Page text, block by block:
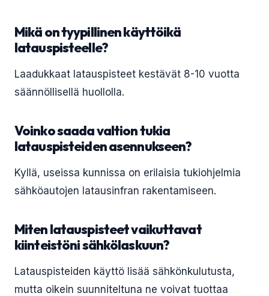
Mikä on tyypillinen käyttöikä
latauspisteelle?
Laadukkaat latauspisteet kestävät 8-10 vuotta
säännöllisellä huollolla.
Voinko saada valtion tukia
latauspisteiden asennukseen?
Kyllä, useissa kunnissa on erilaisia tukiohjelmia
sähköautojen latausinfran rakentamiseen.
Miten latauspisteet vaikuttavat
kiinteistöni sähkölaskuun?
Latauspisteiden käyttö lisää sähkönkulutusta,
mutta oikein suunniteltuna ne voivat tuottaa